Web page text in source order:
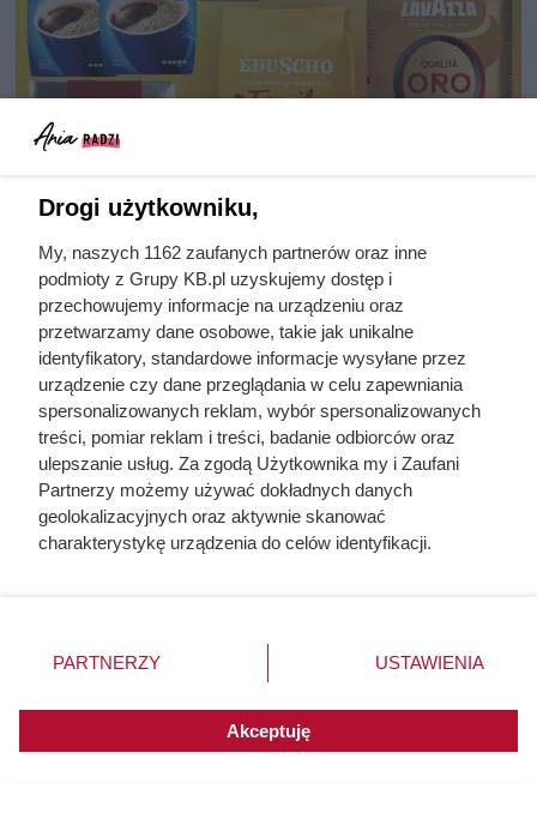
Kawa ziarnista Eduscho Family (1 kg)w super cenie w Dino do 11
sierpnia, fot. Opracowanie własne na podstawie gazetki
promocyjnej Dino z dn. 5-11.08
Drogi użytkowniku,
My, naszych 1162 zaufanych partnerów oraz inne
podmioty z Grupy KB.pl uzyskujemy dostęp i
przechowujemy informacje na urządzeniu oraz
przetwarzamy dane osobowe, takie jak unikalne
identyfikatory, standardowe informacje wysyłane przez
urządzenie czy dane przeglądania w celu zapewniania
spersonalizowanych reklam, wybór spersonalizowanych
treści, pomiar reklam i treści, badanie odbiorców oraz
ulepszanie usług. Za zgodą Użytkownika my i Zaufani
Partnerzy możemy używać dokładnych danych
geolokalizacyjnych oraz aktywnie skanować
charakterystykę urządzenia do celów identyfikacji.
zmienić/wycofać klikając przycisk ustawień prywatności
znajdujący się w lewym dolnym rogu strony. Niektóre
użytkownika, ale masz prawo sprzeciwić się takiemu
przetwarzaniu. Preferencje będą miały zastosowania do
PARTNERZY USTAWIENIA
Akceptuję